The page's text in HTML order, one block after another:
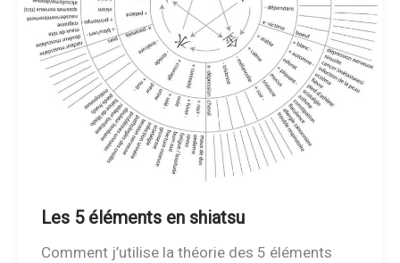
Les 5 éléments en shiatsu
Comment j’utilise la théorie des 5 éléments